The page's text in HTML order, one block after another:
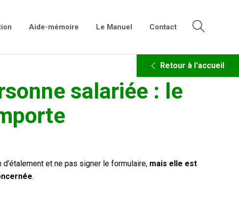
Aide-mémoire Le Manuel Contact
Retour à l'accueil
salariée : le
et ne pas signer le formulaire, mais elle est
.